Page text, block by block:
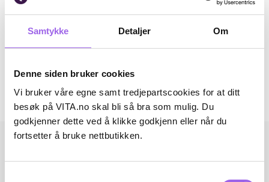
Samtykke Detaljer Om
Denne siden bruker cookies
Vi bruker våre egne samt tredjepartscookies for at ditt
besøk på VITA.no skal bli så bra som mulig. Du
godkjenner dette ved å klikke godkjenn eller når du
fortsetter å bruke nettbutikken.
Artikkelnummer: 260320025
Omtaler
Andre har også kjøpt..